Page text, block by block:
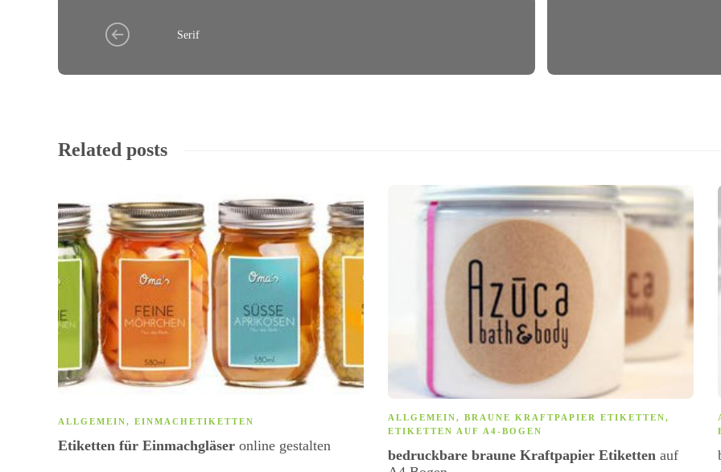
Serif
Related posts
ALLGEMEIN, EINMACHETIKETTEN
Etiketten für Einmachgläser online gestalten
ALLGEMEIN, BRAUNE KRAFTPAPIER ETIKETTEN,
ETIKETTEN AUF A4-BOGEN
bedruckbare braune Kraftpapier Etiketten auf